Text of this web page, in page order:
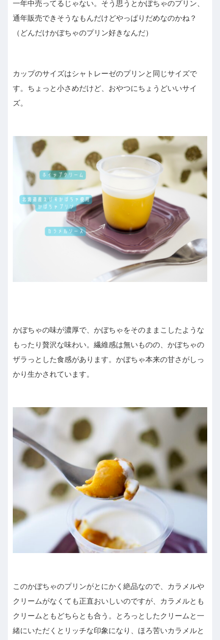
一年中売ってるじゃない。そう思うとかぼちゃのプリン、
通年販売できそうなもんだけどやっぱりだめなのかね？
（どんだけかぼちゃのプリン好きなんだ）
カップのサイズはシャトレーゼのプリンと同じサイズで
す。ちょっと小さめだけど、おやつにちょうどいいサイ
ズ。
かぼちゃの味が濃厚で、かぼちゃをそのままこしたような
もったり贅沢な味わい。繊維感は無いものの、かぼちゃの
ザラっとした食感があります。かぼちゃ本来の甘さがしっ
かり生かされています。
このかぼちゃのプリンがとにかく絶品なので、カラメルや
クリームがなくても正直おいしいのですが、カラメルとも
クリームともどちらとも合う。とろっとしたクリームと一
緒にいただくとリッチな印象になり、ほろ苦いカラメルと